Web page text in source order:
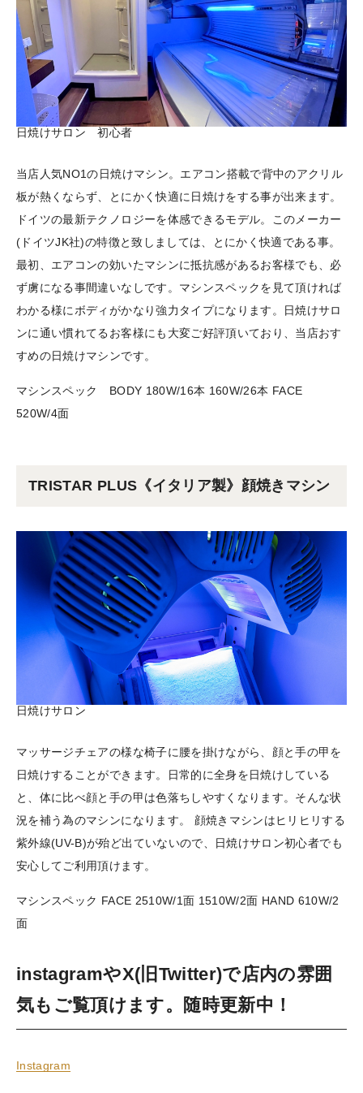
日焼けサロン 初心者
当店人気NO1の日焼けマシン。エアコン搭載で背中のアクリル
板が熱くならず、とにかく快適に日焼けをする事が出来ます。
ドイツの最新テクノロジーを体感できるモデル。このメーカー
(ドイツJK社)の特徴と致しましては、とにかく快適である事。
最初、エアコンの効いたマシンに抵抗感があるお客様でも、必
ず虜になる事間違いなしです。マシンスペックを見て頂ければ
わかる様にボディがかなり強力タイプになります。日焼けサロ
ンに通い慣れてるお客様にも大変ご好評頂いており、当店おす
すめの日焼けマシンです。
マシンスペック BODY 180W/16本 160W/26本 FACE
520W/4面
TRISTAR PLUS《イタリア製》顔焼きマシン
日焼けサロン
マッサージチェアの様な椅子に腰を掛けながら、顔と手の甲を
日焼けすることができます。日常的に全身を日焼けしている
と、体に比べ顔と手の甲は色落ちしやすくなります。そんな状
況を補う為のマシンになります。 顔焼きマシンはヒリヒリする
紫外線(UV-B)が殆ど出ていないので、日焼けサロン初心者でも
安心してご利用頂けます。
マシンスペック FACE 2510W/1面 1510W/2面 HAND 610W/2
面
instagramやX(旧Twitter)で店内の雰囲
気もご覧頂けます。随時更新中！
Instagram